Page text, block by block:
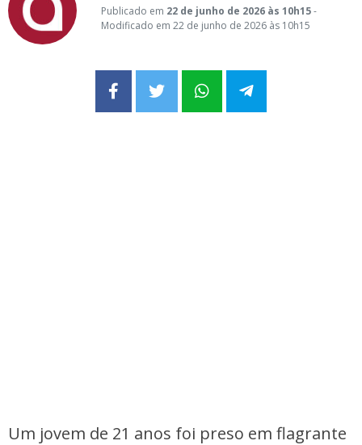
Publicado em 22 de junho de 2026 às 10h15-
Modificado em 22 de junho de 2026 às 10h15
Um jovem de 21 anos foi preso em flagrante